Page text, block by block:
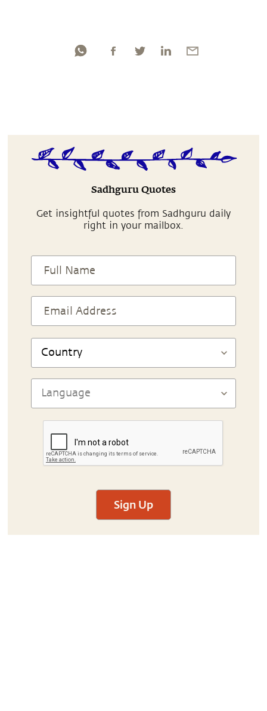
Sadhguru Quotes
Get insightful quotes from Sadhguru daily
right in your mailbox.
Sign Up